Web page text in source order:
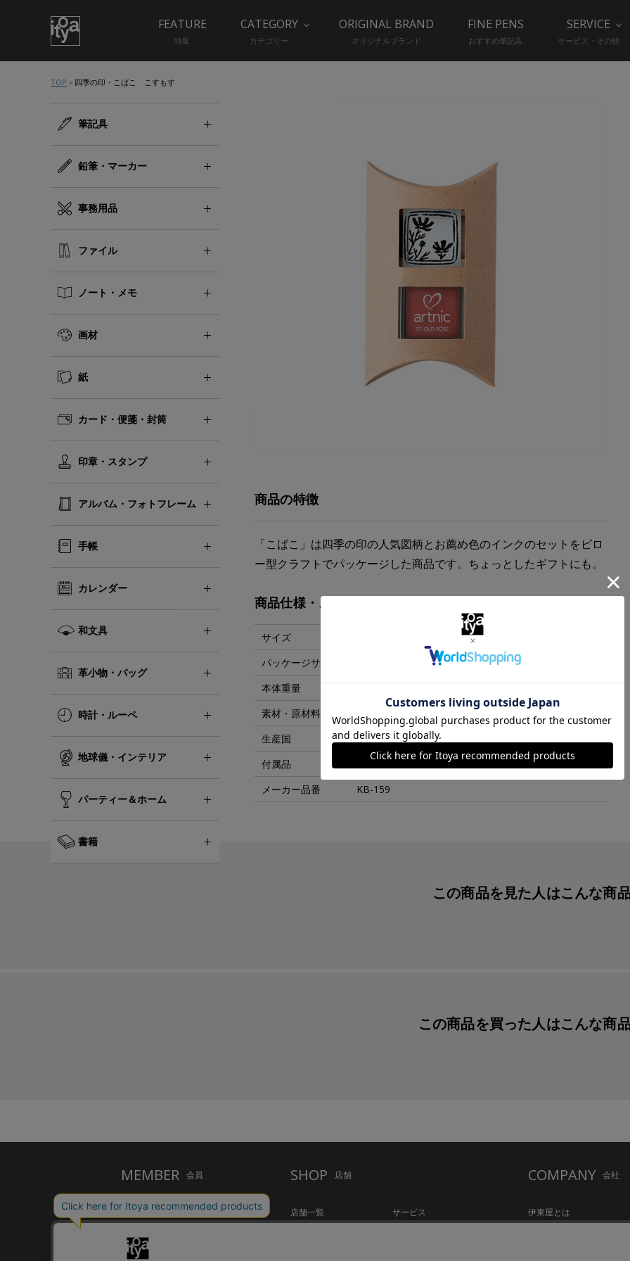
FEATURE
特集
CATEGORY
カテゴリー
ORIGINAL BRAND
オリジナルブランド
FINE PENS
おすすめ筆記具
SERVICE
サービス・その他
TOP 四季の印・こばこ こすもす
筆記具
鉛筆・マーカー
事務用品
ファイル
ノート・メモ
画材
紙
カード・便箋・封筒
印章・スタンプ
アルバム・フォトフレーム
手帳
カレンダー
和文具
革小物・バッグ
時計・ルーペ
地球儀・インテリア
パーティー＆ホーム
書籍
商品の特徴
「こばこ」は四季の印の人気図柄とお薦め色のインクのセットをピロ
ー型クラフトでパッケージした商品です。ちょっとしたギフトにも。
商品仕様・スペック
サイズ
パッケージサイズ
本体重量
34g
素材・原材料
アクリル
生産国
日本
付属品
なし
メーカー品番
KB-159
この商品を見た人はこんな商
この商品を買った人はこんな商
MEMBER 会員
ご利用ガイド
お問い合わせ
SHOP 店舗
店舗一覧
サービス
COMPANY 会社
伊東屋とは